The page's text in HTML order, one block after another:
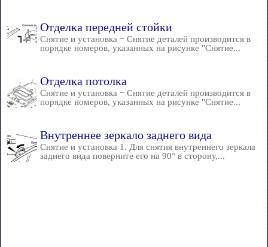
Отделка передней стойки
Снятие и установка − Снятие деталей производится в
порядке номеров, указанных на рисунке "Снятие...
Отделка потолка
Снятие и установка − Снятие деталей производится в
порядке номеров, указанных на рисунке "Снятие...
Внутреннее зеркало заднего вида
Снятие и установка 1. Для снятия внутреннего зеркала
заднего вида поверните его на 90° в сторону,...